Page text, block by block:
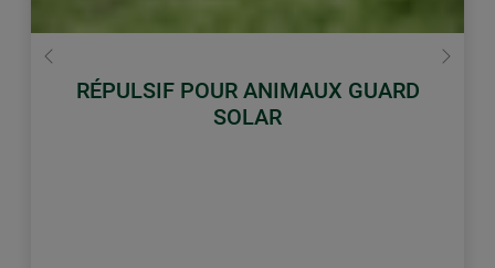
RÉPULSIF POUR ANIMAUX GUARD
retour